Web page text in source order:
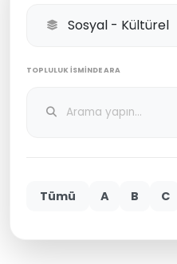
TOPLULUK İSMINDE ARA
Tümü A B C